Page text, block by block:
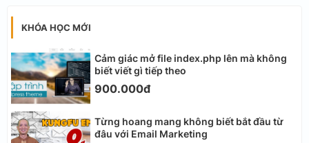
KHÓA HỌC MỚI
Cảm giác mở file index.php lên mà không
biết viết gì tiếp theo
900.000đ
Từng hoang mang không biết bắt đầu từ
đâu với Email Marketing